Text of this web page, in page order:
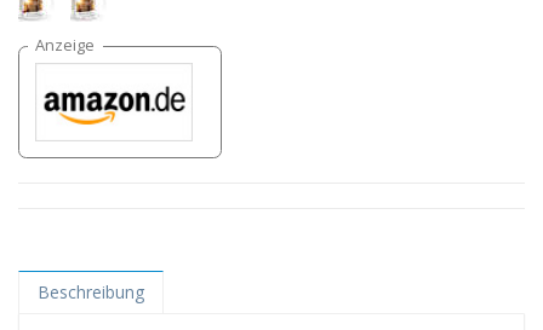
Beschreibung